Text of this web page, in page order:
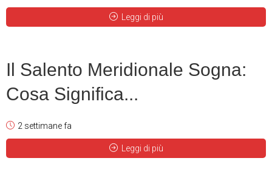
Leggi di più
Il Salento Meridionale Sogna:
Cosa Significa...
2 settimane fa
Leggi di più